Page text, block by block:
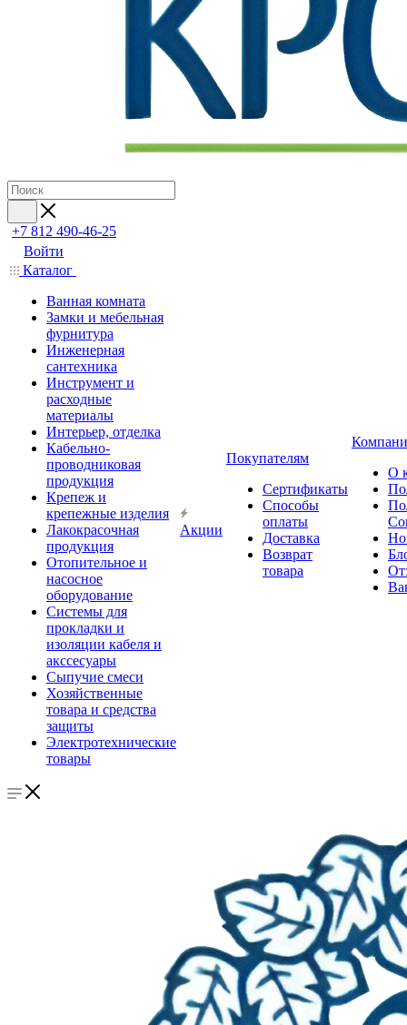
+7 812 490-46-25
Войти
Каталог
Ванная комната
Замки и мебельная
фурнитура
Инженерная
сантехника
Инструмент и
расходные
материалы
Интерьер, отделка
Кабельно-
проводниковая
продукция
Крепеж и
крепежные изделия
Лакокрасочная
продукция
Отопительное и
насосное
оборудование
Системы для
прокладки и
изоляции кабеля и
акссесуары
Сыпучие смеси
Хозяйственные
товара и средства
защиты
Электротехнические
товары
Акции
Покупателям
Сертификаты
Способы
оплаты
Доставка
Возврат
товара
О